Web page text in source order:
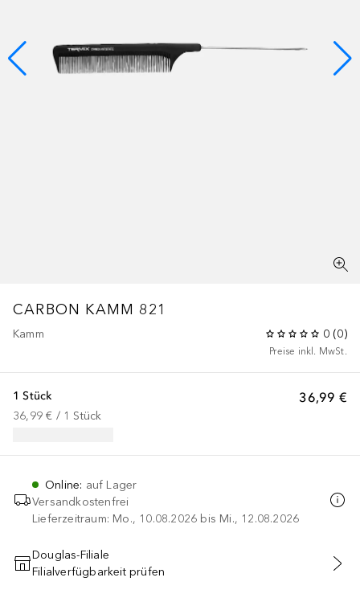
CARBON KAMM 821
Kamm 0 (0)
Preise inkl. MwSt.
36,99 €
1 Stück
36,99 € / 1 Stück
Online: auf Lager
Versandkostenfrei
Lieferzeitraum: Mo., 10.08.2026 bis Mi., 12.08.2026
IN DEN WARENKORB
Douglas-Filiale
Filialverfügbarkeit prüfen